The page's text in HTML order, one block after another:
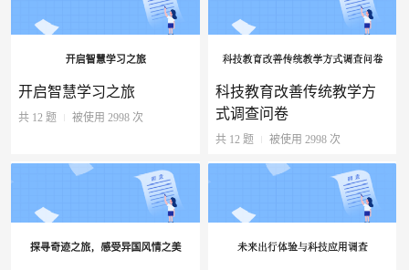
开启智慧学习之旅
共 12 题 被使用 2998 次
科技教育改善传统教学方
式调查问卷
共 12 题 被使用 2998 次